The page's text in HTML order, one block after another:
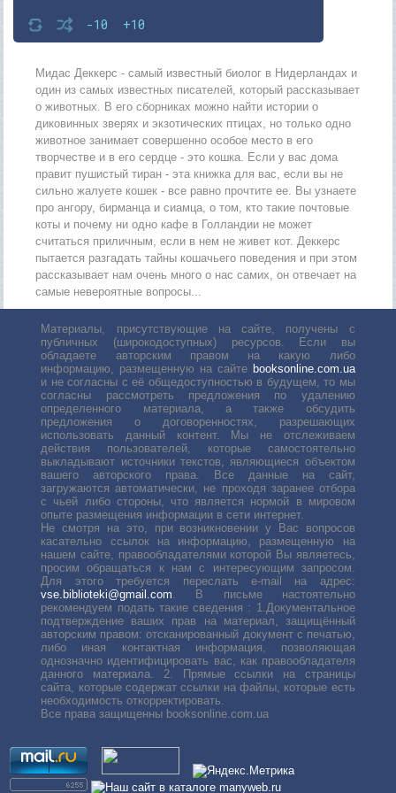
-10 +10
Мидас Деккерс - самый известный биолог в Нидерландах и
один из самых известных писателей, который рассказывает
о животных. В его сборниках можно найти истории о
диковинных зверях и экзотических птицах, но только одно
животное занимает совершенно особое место в его
творчестве и в его сердце - это кошка. Если у вас дома
правит пушистый тиран - эта книжка для вас, если вы не
сильно жалуете кошек - все равно прочтите ее. Вы узнаете
про ангору, бирманца и сиамца, о том, кто такие почтовые
коты и почему ни одно кафе в Голландии не может
считаться приличным, если в нем не живет кот. Деккерс
пытается разгадать тайны кошачьего поведения и при этом
рассказывает нам очень много о нас самих, он отвечает на
самые невероятные вопросы...
Материалы, присутствующие на сайте, получены с
публичных (широкодоступных) ресурсов. Если вы
обладаете авторским правом на какую либо
информацию, размещенную на сайте booksonline.com.ua
и не согласны с её общедоступностью в будущем, то мы
согласны рассмотреть предложения по удалению
определенного материала, а также обсудить
предложения о договоренностях, разрешающих
использовать данный контент. Мы не отслеживаем
действия пользователей, которые самостоятельно
выкладывают источники текстов, являющиеся объектом
вашего авторского права. Все данные на сайт,
загружаются автоматически, не проходя заранее отбора
с чьей либо стороны, что является нормой в мировом
опыте размещения информации в сети интернет.
Не смотря на это, при возникновении у Вас вопросов
касательно ссылок на информацию, размещенную на
нашем сайте, правообладателями которой Вы являетесь,
просим обращаться к нам с интересующим запросом.
Для этого требуется переслать е-mail на адрес:
vse.biblioteki@gmail.com. В письме настоятельно
рекомендуем подать такие сведения : 1.Документальное
подтверждение ваших прав на материал, защищённый
авторским правом: отсканированный документ с печатью,
либо иная контактная информация, позволяющая
однозначно идентифицировать вас, как правообладателя
данного материала. 2. Прямые ссылки на страницы
сайта, которые содержат ссылки на файлы, которые есть
необходимость откорректировать.
Все права защищенны booksonline.com.ua